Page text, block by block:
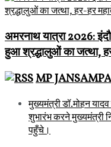
अमरनाथ यात्रा 2026:
हुआ श्रद्धालुओं का जत्था,
MP
मुख्यमंत्री डॉ.मोहन यादव
शुभारंभ करने मुख्यमंत्री
पहुँचे।